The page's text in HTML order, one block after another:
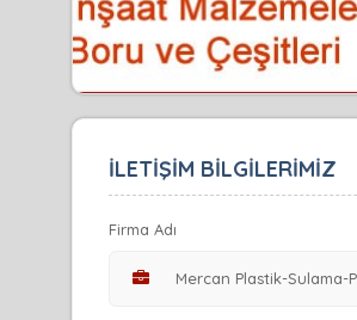
İLETİŞİM BİLGİLERİMİZ
Firma Adı